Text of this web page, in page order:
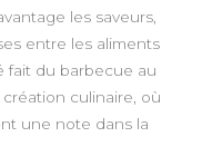
les saveurs,
entre les aliments
fait du barbecue au
culinaire, où
une note dans la